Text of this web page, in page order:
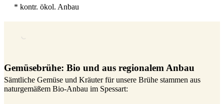
* kontr. ökol. Anbau
Gemüsebrühe: Bio und aus regionalem Anbau
Sämtliche Gemüse und Kräuter für unsere Brühe stammen aus
naturgemäßem Bio-Anbau im Spessart: